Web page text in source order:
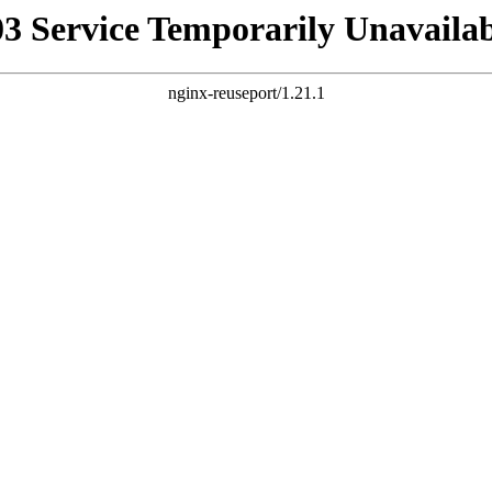
Service Temporarily
nginx-reuseport/1.21.1